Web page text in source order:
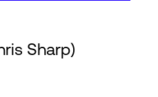
Sharp)